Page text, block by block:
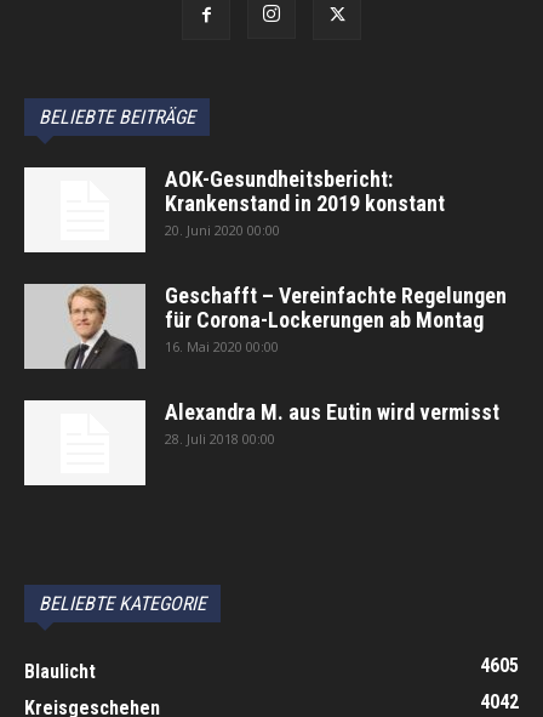
BELIEBTE BEITRÄGE
AOK-Gesundheitsbericht:
Krankenstand in 2019 konstant
20. Juni 2020 00:00
Geschafft – Vereinfachte Regelungen
für Corona-Lockerungen ab Montag
16. Mai 2020 00:00
Alexandra M. aus Eutin wird vermisst
28. Juli 2018 00:00
BELIEBTE KATEGORIE
Blaulicht
4605
Kreisgeschehen
4042